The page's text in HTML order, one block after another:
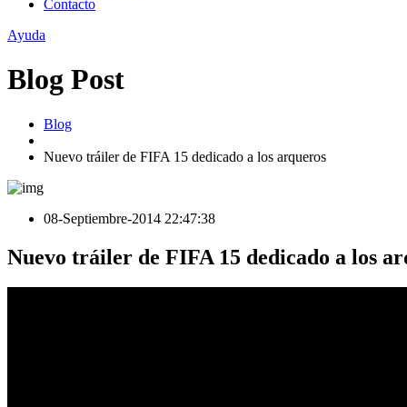
Contacto
Ayuda
Blog Post
Blog
Nuevo tráiler de FIFA 15 dedicado a los arqueros
08-Septiembre-2014 22:47:38
Nuevo tráiler de FIFA 15 dedicado a los